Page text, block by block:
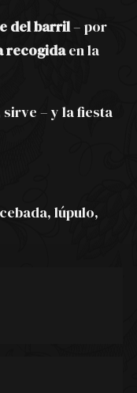
del barril– por
recogidaen la
– y la fiesta
lúpulo,